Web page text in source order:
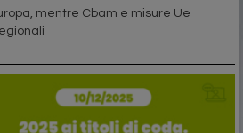
mentre Cbam e misure Ue